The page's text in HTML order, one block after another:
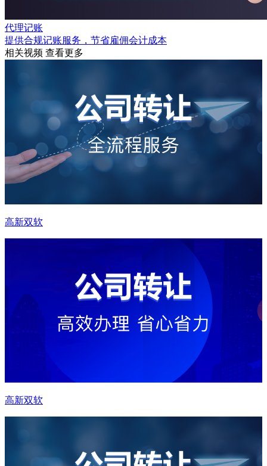
代理记账
提供合规记账服务，节省雇佣会计成本
相关视频 查看更多
高新双软
高新双软